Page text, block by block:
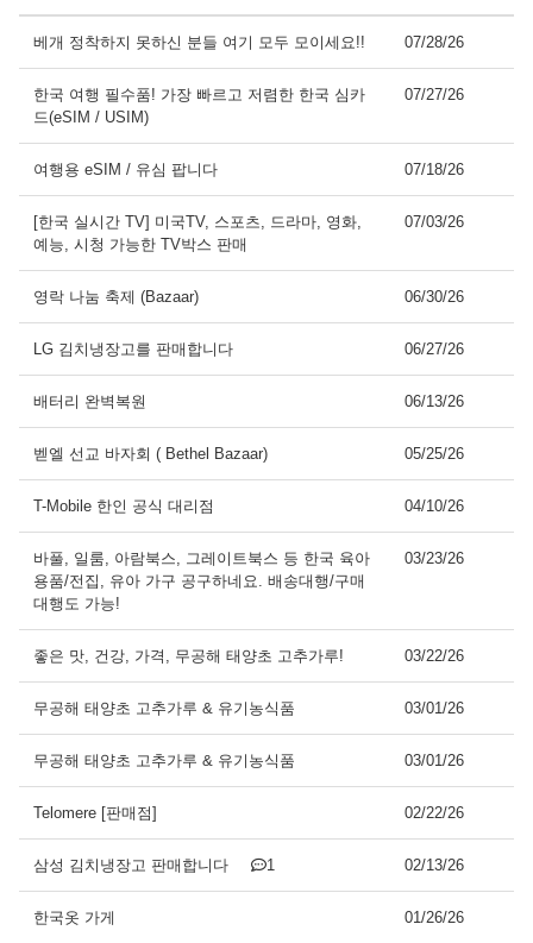
베개 정착하지 못하신 분들 여기 모두 모이세요!! 07/28/26
한국 여행 필수품! 가장 빠르고 저렴한 한국 심카
드(eSIM / USIM)
07/27/26
여행용 eSIM / 유심 팝니다 07/18/26
[한국 실시간 TV] 미국TV, 스포츠, 드라마, 영화,
예능, 시청 가능한 TV박스 판매
07/03/26
영락 나눔 축제 (Bazaar) 06/30/26
LG 김치냉장고를 판매합니다 06/27/26
배터리 완벽복원 06/13/26
벧엘 선교 바자회 ( Bethel Bazaar) 05/25/26
T-Mobile 한인 공식 대리점 04/10/26
바풀, 일룸, 아람북스, 그레이트북스 등 한국 육아
용품/전집, 유아 가구 공구하네요. 배송대행/구매
대행도 가능!
03/23/26
좋은 맛, 건강, 가격, 무공해 태양초 고추가루! 03/22/26
무공해 태양초 고추가루 & 유기농식품 03/01/26
무공해 태양초 고추가루 & 유기농식품 03/01/26
Telomere [판매점] 02/22/26
삼성 김치냉장고 판매합니다 1 02/13/26
한국옷 가게 01/26/26